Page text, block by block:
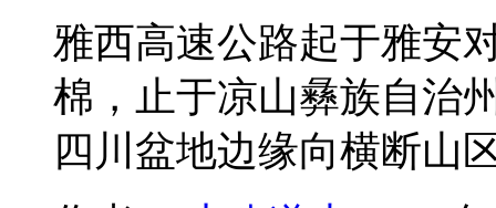
雅西高速公路起于雅安
棉，止于凉山彝族自治
四川盆地边缘向横断